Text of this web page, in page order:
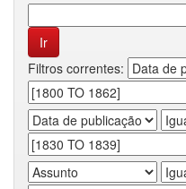
Filtros correntes: